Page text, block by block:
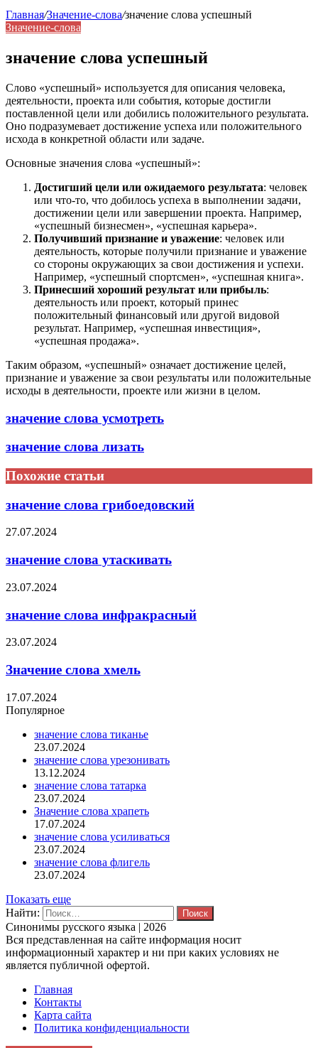
Главная/Значение-слова/значение слова успешный
Значение-слова
значение слова успешный
Слово «успешный» используется для описания человека,
деятельности, проекта или события, которые достигли
поставленной цели или добились положительного результата.
Оно подразумевает достижение успеха или положительного
исхода в конкретной области или задаче.
Основные значения слова «успешный»:
Достигший цели или ожидаемого результата: человек
или что-то, что добилось успеха в выполнении задачи,
достижении цели или завершении проекта. Например,
«успешный бизнесмен», «успешная карьера».
Получивший признание и уважение: человек или
деятельность, которые получили признание и уважение
со стороны окружающих за свои достижения и успехи.
Например, «успешный спортсмен», «успешная книга».
Принесший хороший результат или прибыль:
деятельность или проект, который принес
положительный финансовый или другой видовой
результат. Например, «успешная инвестиция»,
«успешная продажа».
Таким образом, «успешный» означает достижение целей,
признание и уважение за свои результаты или положительные
исходы в деятельности, проекте или жизни в целом.
значение слова усмотреть
значение слова лизать
Похожие статьи
значение слова грибоедовский
27.07.2024
значение слова утаскивать
23.07.2024
значение слова инфракрасный
23.07.2024
Значение слова хмель
17.07.2024
Популярное
значение слова тиканье
23.07.2024
значение слова урезонивать
13.12.2024
значение слова татарка
23.07.2024
Значение слова храпеть
17.07.2024
значение слова усиливаться
23.07.2024
значение слова флигель
23.07.2024
Показать еще
Найти:
Синонимы русского языка | 2026
Вся представленная на сайте информация носит
информационный характер и ни при каких условиях не
является публичной офертой.
Главная
Контакты
Карта сайта
Политика конфиденциальности